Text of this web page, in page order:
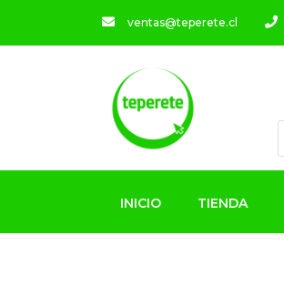
ventas@teperete.cl
INICIO TIENDA